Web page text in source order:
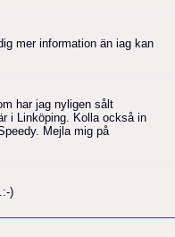
mer information än iag kan
har jag nyligen sålt
i Linköping. Kolla också in
Mejla mig på
)